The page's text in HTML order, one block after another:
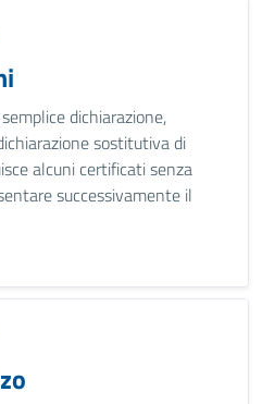
dichiarazione,
sostitutiva di
alcuni certificati senza
successivamente il